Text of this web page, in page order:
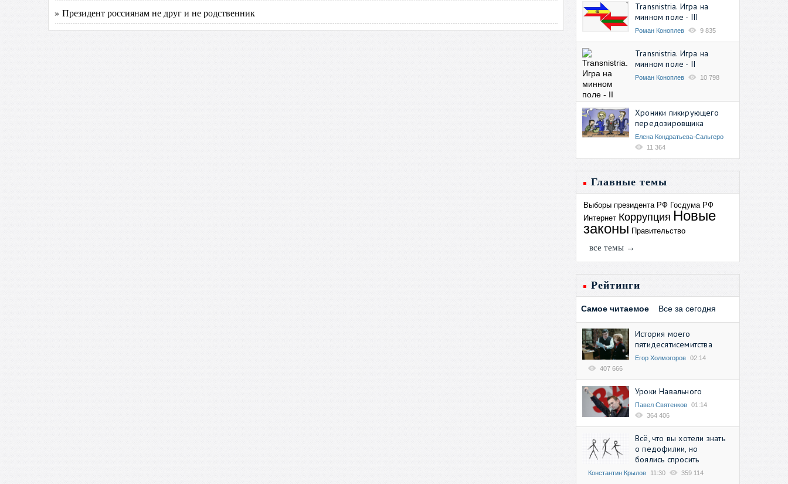
» Президент россиянам не друг и не родственник
Transnistria. Игра на
минном поле - III
Роман Коноплев 9 835
Transnistria. Игра на
минном поле - II
Роман Коноплев 10 798
Хроники пикирующего
передозировщика
Елена Кондратьева-Сальгеро
11 364
Главные темы
Выборы президента РФ Госдума РФ
Интернет Коррупция Новые
законы Правительство
все темы →
Рейтинги
Самое читаемое Все за сегодня
История моего
пятидесятисемитства
Егор Холмогоров 02:14
407 666
Уроки Навального
Павел Святенков 01:14
364 406
Всё, что вы хотели знать
о педофилии, но
боялись спросить
Константин Крылов 11:30 359 114